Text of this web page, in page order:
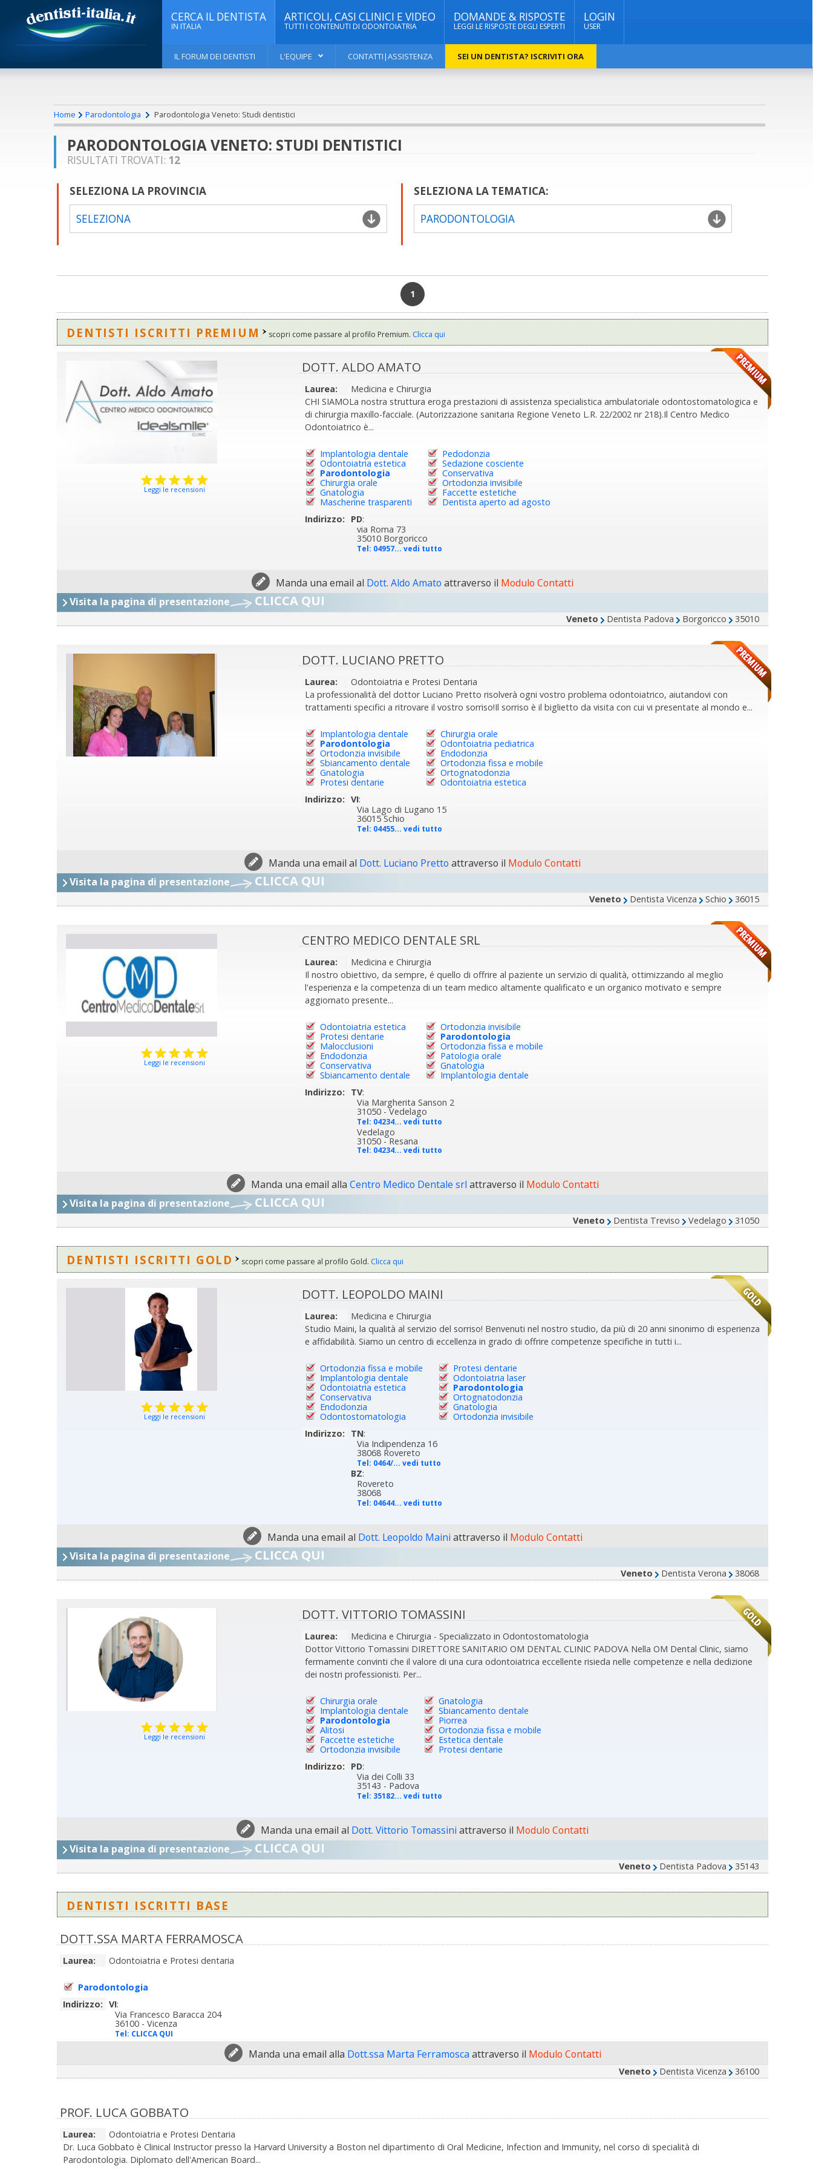
CERCA IL DENTISTA
IN ITALIA
ARTICOLI, CASI CLINICI E VIDEO
TUTTI I CONTENUTI DI ODONTOIATRIA
DOMANDE & RISPOSTE
LEGGI LE RISPOSTE DEGLI ESPERTI
LOGIN
USER
IL FORUM DEI DENTISTI L'EQUIPE CONTATTI|ASSISTENZA SEI UN DENTISTA? ISCRIVITI ORA
Home Parodontologia Parodontologia Veneto: Studi dentistici
PARODONTOLOGIA VENETO: STUDI DENTISTICI
RISULTATI TROVATI: 12
SELEZIONA LA PROVINCIA
SELEZIONA
SELEZIONA LA TEMATICA:
PARODONTOLOGIA
1
DENTISTI ISCRITTI PREMIUM scopri come passare al profilo Premium. Clicca qui
Leggi le recensioni
DOTT. ALDO AMATO
Laurea:
Medicina e Chirurgia
CHI SIAMOLa nostra struttura eroga prestazioni di assistenza specialistica ambulatoriale odontostomatologica e
di chirurgia maxillo-facciale. (Autorizzazione sanitaria Regione Veneto L.R. 22/2002 nr 218).Il Centro Medico
Odontoiatrico è...
Implantologia dentale
Odontoiatria estetica
Parodontologia
Chirurgia orale
Gnatologia
Mascherine trasparenti
Pedodonzia
Sedazione cosciente
Conservativa
Ortodonzia invisibile
Faccette estetiche
Dentista aperto ad agosto
Indirizzo:
PD:
via Roma 73
35010 Borgoricco
Tel: 04957... vedi tutto
Manda una email al Dott. Aldo Amato attraverso il Modulo Contatti
Visita la pagina di presentazione
CLICCA QUI
Veneto Dentista Padova Borgoricco 35010
DOTT. LUCIANO PRETTO
Laurea:
Odontoiatria e Protesi Dentaria
La professionalità del dottor Luciano Pretto risolverà ogni vostro problema odontoiatrico, aiutandovi con
trattamenti specifici a ritrovare il vostro sorriso!Il sorriso è il biglietto da visita con cui vi presentate al mondo e...
Implantologia dentale
Parodontologia
Ortodonzia invisibile
Sbiancamento dentale
Gnatologia
Protesi dentarie
Chirurgia orale
Odontoiatria pediatrica
Endodonzia
Ortodonzia fissa e mobile
Ortognatodonzia
Odontoiatria estetica
Indirizzo: VI:
Via Lago di Lugano 15
36015 Schio
Tel: 04455... vedi tutto
Manda una email al Dott. Luciano Pretto attraverso il Modulo Contatti
Visita la pagina di presentazione
CLICCA QUI
Veneto Dentista Vicenza Schio 36015
Leggi le recensioni
CENTRO MEDICO DENTALE SRL
Laurea:
Medicina e Chirurgia
Il nostro obiettivo, da sempre, é quello di offrire al paziente un servizio di qualità, ottimizzando al meglio
l'esperienza e la competenza di un team medico altamente qualificato e un organico motivato e sempre
aggiornato presente...
Odontoiatria estetica
Protesi dentarie
Malocclusioni
Endodonzia
Conservativa
Sbiancamento dentale
Ortodonzia invisibile
Parodontologia
Ortodonzia fissa e mobile
Patologia orale
Gnatologia
Implantologia dentale
Indirizzo:
TV:
Via Margherita Sanson 2
31050 - Vedelago
Tel: 04234... vedi tutto
Vedelago
31050 - Resana
Tel: 04234... vedi tutto
Manda una email alla Centro Medico Dentale srl attraverso il Modulo Contatti
Visita la pagina di presentazione
CLICCA QUI
Veneto Dentista Treviso Vedelago 31050
DENTISTI ISCRITTI GOLD scopri come passare al profilo Gold. Clicca qui
Leggi le recensioni
DOTT. LEOPOLDO MAINI
Laurea:
Medicina e Chirurgia
Studio Maini, la qualità al servizio del sorriso! Benvenuti nel nostro studio, da più di 20 anni sinonimo di esperienza
e affidabilità. Siamo un centro di eccellenza in grado di offrire competenze specifiche in tutti i...
Ortodonzia fissa e mobile
Implantologia dentale
Odontoiatria estetica
Conservativa
Endodonzia
Odontostomatologia
Protesi dentarie
Odontoiatria laser
Parodontologia
Ortognatodonzia
Gnatologia
Ortodonzia invisibile
Indirizzo:
TN:
Via Indipendenza 16
38068 Rovereto
Tel: 0464/... vedi tutto
BZ:
Rovereto
38068
Tel: 04644... vedi tutto
Manda una email al Dott. Leopoldo Maini attraverso il Modulo Contatti
Visita la pagina di presentazione
CLICCA QUI
Veneto Dentista Verona 38068
Leggi le recensioni
DOTT. VITTORIO TOMASSINI
Laurea:
Medicina e Chirurgia - Specializzato in Odontostomatologia
Dottor Vittorio Tomassini DIRETTORE SANITARIO OM DENTAL CLINIC PADOVA Nella OM Dental Clinic, siamo
fermamente convinti che il valore di una cura odontoiatrica eccellente risieda nelle competenze e nella dedizione
dei nostri professionisti. Per...
Chirurgia orale
Implantologia dentale
Parodontologia
Alitosi
Faccette estetiche
Ortodonzia invisibile
Gnatologia
Sbiancamento dentale
Piorrea
Ortodonzia fissa e mobile
Estetica dentale
Protesi dentarie
Indirizzo:
PD:
Via dei Colli 33
35143 - Padova
Tel: 35182... vedi tutto
Manda una email al Dott. Vittorio Tomassini attraverso il Modulo Contatti
Visita la pagina di presentazione
CLICCA QUI
Veneto Dentista Padova 35143
DENTISTI ISCRITTI BASE
DOTT.SSA MARTA FERRAMOSCA
Laurea: Odontoiatria e Protesi dentaria
Parodontologia
Indirizzo: VI:
Via Francesco Baracca 204
36100 - Vicenza
Tel: CLICCA QUI
Manda una email alla Dott.ssa Marta Ferramosca attraverso il Modulo Contatti
Veneto Dentista Vicenza 36100
PROF. LUCA GOBBATO
Laurea:
Odontoiatria e Protesi Dentaria
Dr. Luca Gobbato è Clinical Instructor presso la Harvard University a Boston nel dipartimento di Oral Medicine, Infection and Immunity, nel corso di specialità di
Parodontologia. Diplomato dell'American Board...